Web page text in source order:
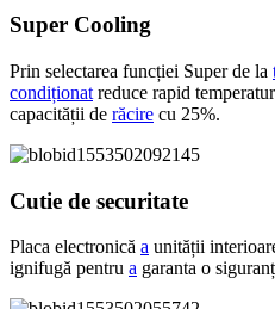
Super Cooling
Prin selectarea funcției Super de la
condiționat reduce rapid
capacității de răcire cu 25%.
Cutie de securitate
Placa electronică a unității
ignifugă pentru a garanta o